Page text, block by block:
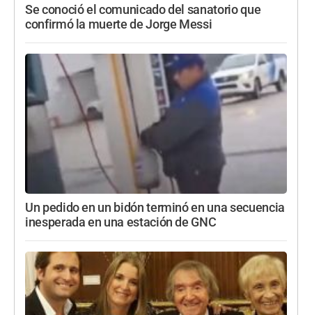
Se conoció el comunicado del sanatorio que
confirmó la muerte de Jorge Messi
Un pedido en un bidón terminó en una secuencia
inesperada en una estación de GNC